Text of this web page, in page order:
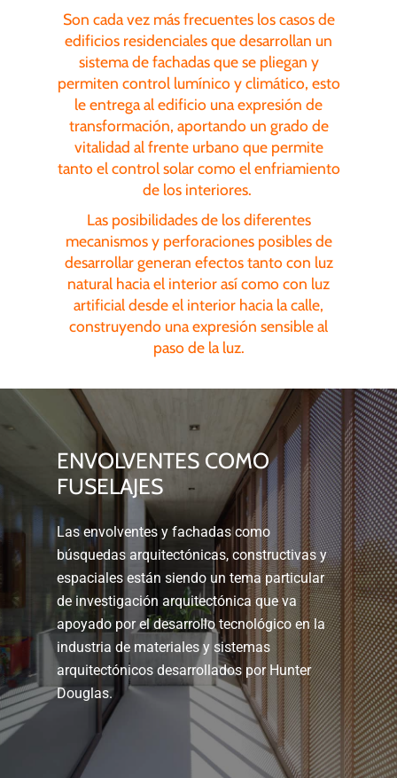
Son cada vez más frecuentes los casos de
edificios residenciales que desarrollan un
sistema de fachadas que se pliegan y
permiten control lumínico y climático, esto
le entrega al edificio una expresión de
transformación, aportando un grado de
vitalidad al frente urbano que permite
tanto el control solar como el enfriamiento
de los interiores.
Las posibilidades de los diferentes
mecanismos y perforaciones posibles de
desarrollar generan efectos tanto con luz
natural hacia el interior así como con luz
artificial desde el interior hacia la calle,
construyendo una expresión sensible al
paso de la luz.
ENVOLVENTES COMO
FUSELAJES
Las envolventes y fachadas como
búsquedas arquitectónicas, constructivas y
espaciales están siendo un tema particular
de investigación arquitectónica que va
apoyado por el desarrollo tecnológico en la
industria de materiales y sistemas
arquitectónicos desarrollados por Hunter
Douglas.